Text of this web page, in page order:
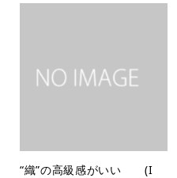
“織”の高級感がいい (I